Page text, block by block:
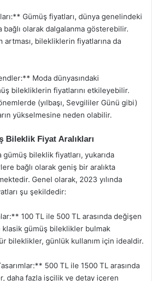
Gümüş fiyatları, dünya genelindeki
bağlı olarak dalgalanma gösterebilir.
artması, bilekliklerin fiyatlarına da
Moda dünyasındaki
bilekliklerin fiyatlarını etkileyebilir.
(yılbaşı, Sevgililer Günü gibi)
yükselmesine neden olabilir.
Bileklik Fiyat Aralıkları
gümüş bileklik fiyatları, yukarıda
bağlı olarak geniş bir aralıkta
Genel olarak, 2023 yılında
şu şekildedir:
100 TL ile 500 TL arasında değişen
klasik gümüş bileklikler bulmak
bileklikler, günlük kullanım için idealdir.
500 TL ile 1500 TL arasında
daha fazla işçilik ve detay içeren